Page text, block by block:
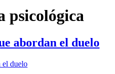
psicológica
abordan el duelo